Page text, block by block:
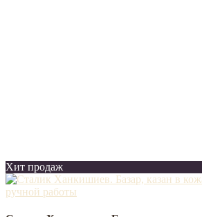
Хит продаж